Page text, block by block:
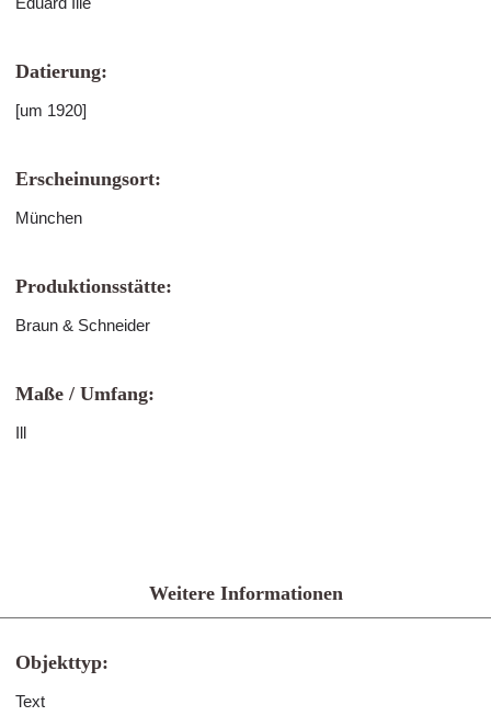
Datierung:
[um 1920]
Erscheinungsort:
München
Produktionsstätte:
Braun & Schneider
Maße / Umfang:
Ill
Weitere Informationen
Objekttyp:
Text